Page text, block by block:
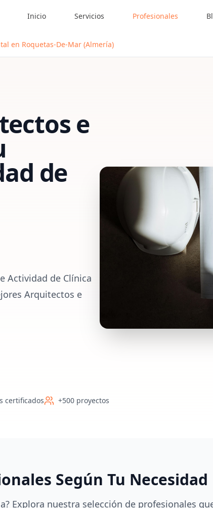
Inicio Servicios Profesionales
en Roquetas-De-Mar (Almería)
e
de
Actividad de Clínica
Arquitectos e
certificados +500 proyectos
Según Tu Necesidad
Explora nuestra selección de profesionales